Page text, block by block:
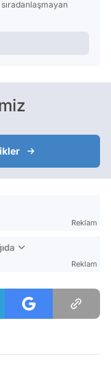
Reklam
Reklam